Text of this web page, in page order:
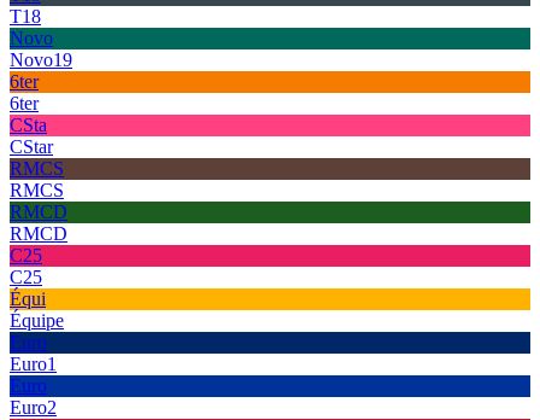
T18
Novo
Novo19
6ter
6ter
CSta
CStar
RMCS
RMCS
RMCD
RMCD
C25
C25
Équi
Équipe
Euro
Euro1
Euro
Euro2